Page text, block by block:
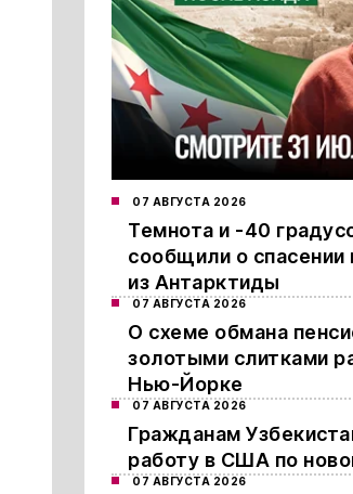
07 АВГУСТА 2026
Темнота и -40
сообщили о спасении
из Антарктиды
07 АВГУСТА 2026
О схеме обмана
золотыми слитками
Нью-Йорке
07 АВГУСТА 2026
Гражданам
работу в США по
07 АВГУСТА 2026